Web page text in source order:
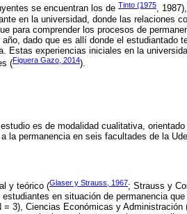
se encuentran los de Tinto (1975,
en la universidad, donde las relaciones
para comprender los procesos de
dado que es allí donde el estudiantado
Estas experiencias iniciales en la
(Figuera Gazo, 2014).
es de modalidad cualitativa,
la permanencia en seis facultades de la
y teórico (Glaser y Strauss, 1967; Strauss y
en situación de permanencia
3), Ciencias Económicas y